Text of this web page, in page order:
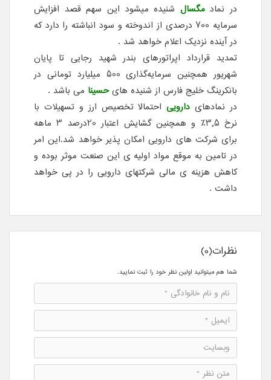
در نمادمگسال شنیده میشود این سهم قصد افزایش
سرمایه 700 درصدی از اندوخته و سود انباشته را دارد که
در آینده نزدیک اعلام خواهد شد .
تمدید قرارداد اپراتورهای بندر شهید رجایی تا پایان
شهریور همچنین سرمایه‌گذاری 500 میلیارد تومانی در
بانکرینگ خلیج فارس از شنیده هایحسینا می باشد .
در نمادهای دارویی احتمالا تخصیص ارز و تسهیلات با
نرخ 3٫5٪ و همچنین گشایش اعتبار 20درصد 3 ماهه
برای شرکت های دارویی امکان پذیر خواهد شد.این امر
در تامین به موقع مواد اولیه ی این صنعت موثر بوده و
کاهش هزینه ی مالی شرکتهای دارویی را در پی خواهد
داشت .
نظرات(0)
شما هم میتوانید اولین نظر خود را ثبت نمایید.